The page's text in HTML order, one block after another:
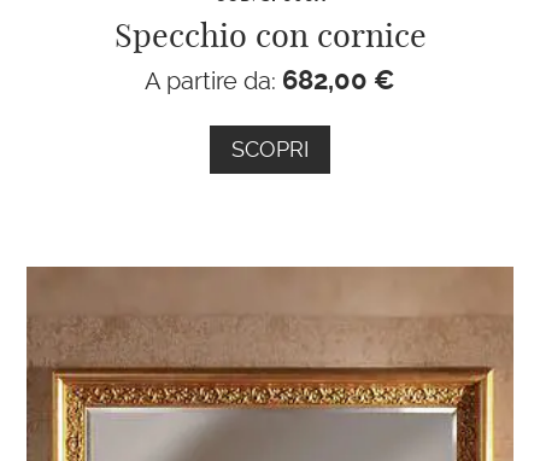
Specchio con cornice
A partire da: 682,00 €
SCOPRI